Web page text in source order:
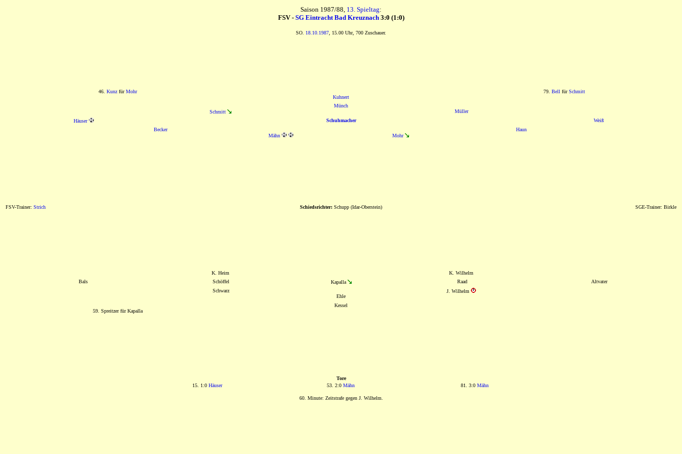
Saison 1987/88, 13. Spieltag:
FSV - SG Eintracht Bad Kreuznach3:0 (1:0)
SO. 18.10.1987 , 15.00 Uhr, 700 Zuschauer.
46. Kunz fürMohr
Kuhnert
79. Bell fürSchmitt
Schmitt
Münch
Müller
Häuser
Schuhmacher
Weiß
Becker
Mähn
Mohr
Haun
FSV-Trainer: Strich Schiedsrichter: Schupp (Idar-Oberstein) SGE-Trainer: Birkle
K. Heim
K. Wilhelm
Bals
Schöffel Kapalla Raad
Altvater
Schwarz
Ehle
J. Wilhelm
59. Spreitzer für Kapalla
Kessel
Tore
15. 1:0 Häuser 53. 2:0 Mähn 81. 3:0 Mähn
60. Minute: Zeitstrafe gegen J. Wilhelm.